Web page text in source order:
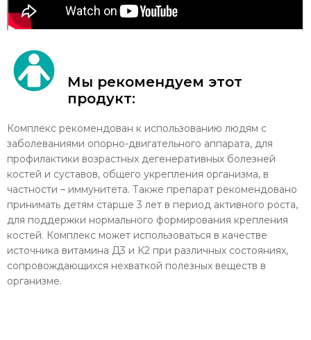
Мы рекомендуем этот
продукт:
Комплекс рекомендован к использованию людям с
заболеваниями опорно-двигательного аппарата, для
профилактики возрастных дегенеративных болезней
костей и суставов, общего укрепления организма, в
частности – иммунитета. Также препарат рекомендовано
принимать детям старше 3 лет в период активного роста,
для поддержки нормального формирования крепления
костей. Комплекс может использоваться в качестве
источника витамина Д3 и К2 при различных состояниях,
сопровождающихся нехваткой полезных веществ в
организме.